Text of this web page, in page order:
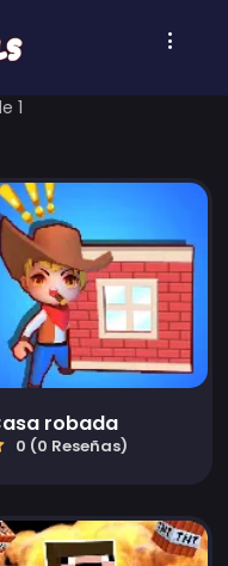
1
robada
0 (0 Reseñas)